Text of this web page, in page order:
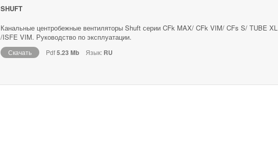
SHUFT
Канальные центробежные вентиляторы Shuft серии CFk MAX/ CFk VIM/ CFs S/ TUBE XL
/ISFE VIM. Руководство по эксплуатации.
Скачать Pdf5.23 Mb Язык: RU